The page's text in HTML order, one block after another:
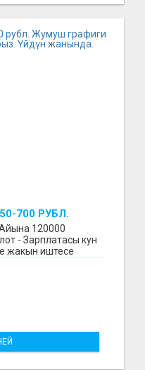
700 РУБЛ.
БЕЗ
ЖАНЫНДА.
Айына 120000
- Зарплатасы кун
жакын иштесе